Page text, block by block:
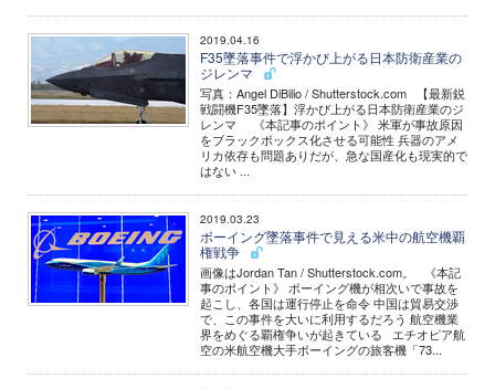
2019.04.16
F35墜落事件で浮かび上がる日本防衛産業の
ジレンマ
写真：Angel DiBilio / Shutterstock.com 【最新鋭
戦闘機F35墜落】浮かび上がる日本防衛産業のジ
レンマ 《本記事のポイント》 米軍が事故原因
をブラックボックス化させる可能性 兵器のアメ
リカ依存も問題ありだが、急な国産化も現実的で
はない ...
2019.03.23
ボーイング墜落事件で見える米中の航空機覇
権戦争
画像はJordan Tan / Shutterstock.com。 《本記
事のポイント》 ボーイング機が相次いで事故を
起こし、各国は運行停止を命令 中国は貿易交渉
で、この事件を大いに利用するだろう 航空機業
界をめぐる覇権争いが起きている エチオピア航
空の米航空機大手ボーイングの旅客機「73...